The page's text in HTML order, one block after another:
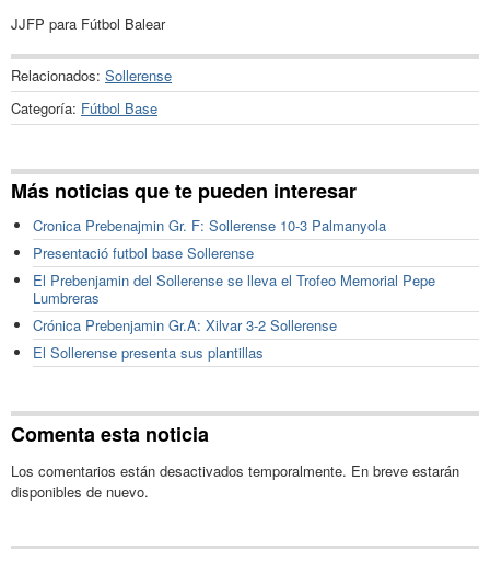
JJFP para Fútbol Balear
Relacionados: Sollerense
Categoría: Fútbol Base
Más noticias que te pueden interesar
Cronica Prebenajmin Gr. F: Sollerense 10-3 Palmanyola
Presentació futbol base Sollerense
El Prebenjamin del Sollerense se lleva el Trofeo Memorial Pepe
Lumbreras
Crónica Prebenjamin Gr.A: Xilvar 3-2 Sollerense
El Sollerense presenta sus plantillas
Comenta esta noticia
Los comentarios están desactivados temporalmente. En breve estarán
disponibles de nuevo.